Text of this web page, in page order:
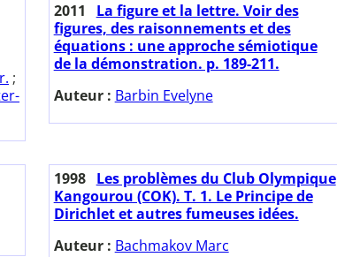
;
2011
La figure et la lettre. Voir des
figures, des raisonnements et des
équations : une approche sémiotique
de la démonstration. p. 189-211.
Auteur : Barbin Evelyne
1998
Les problèmes du Club Olympique
Kangourou (COK). T. 1. Le Principe de
Dirichlet et autres fumeuses idées.
Auteur : Bachmakov Marc